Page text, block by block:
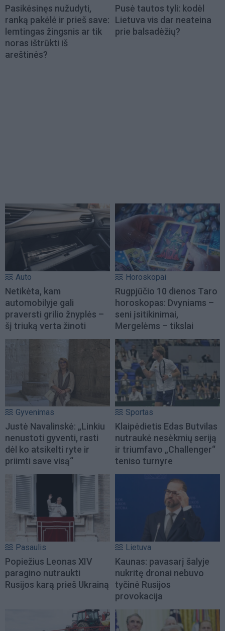
Pasikėsinęs nužudyti,
ranką pakėlė ir prieš save:
lemtingas žingsnis ar tik
noras ištrūkti iš
areštinės?
Pusė tautos tyli: kodėl
Lietuva vis dar neateina
prie balsadėžių?
Auto
Netikėta, kam
automobilyje gali
praversti grilio žnyplės –
šį triuką verta žinoti
Horoskopai
Rugpjūčio 10 dienos Taro
horoskopas: Dvyniams –
seni įsitikinimai,
Mergelėms – tikslai
Gyvenimas
Justė Navalinskė: „Linkiu
nenustoti gyventi, rasti
dėl ko atsikelti ryte ir
priimti save visą“
Sportas
Klaipėdietis Edas Butvilas
nutraukė nesėkmių seriją
ir triumfavo „Challenger“
teniso turnyre
Pasaulis
Popiežius Leonas XIV
paragino nutraukti
Rusijos karą prieš Ukrainą
Lietuva
Kaunas: pavasarį šalyje
nukritę dronai nebuvo
tyčinė Rusijos
provokacija